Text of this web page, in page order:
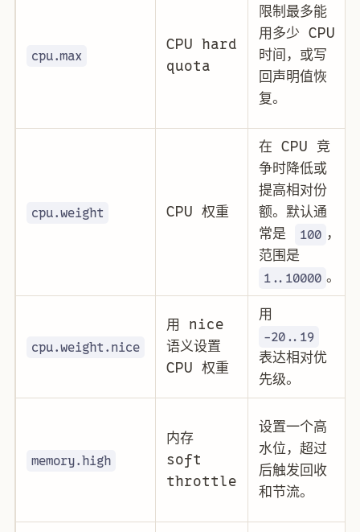
cpu.max
CPU hard
quota
限制最多能
用多少 CPU
时间，或写
回声明值恢
复。
cpu.weight CPU 权重
在 CPU 竞
争时降低或
提高相对份
额。默认通
常是
100 ，
范围是
1..10000 。
cpu.weight.nice
用 nice
语义设置
CPU 权重
用
-20..19
表达相对优
先级。
memory.high
内存
soft
throttle
设置一个高
水位，超过
后触发回收
和节流。